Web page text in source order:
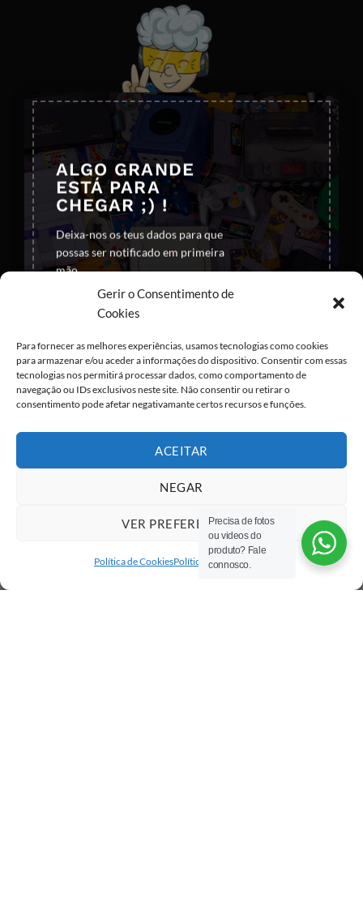
ALGO GRANDE
ESTÁ PARA
CHEGAR ;) !
Deixa-nos os teus dados para que
possas ser notificado em primeira
mão
Eu concordo com o armazenamento dos
meus dados de acordo com asPolíticas de
×
Gerir o Consentimento de
Cookies
Para fornecer as melhores experiências, usamos tecnologias como cookies
para armazenar e/ou aceder a informações do dispositivo. Consentir com essas
tecnologias nos permitirá processar dados, como comportamento de
navegação ou IDs exclusivos neste site. Não consentir ou retirar o
consentimento pode afetar negativamante certos recursos e funções.
ACEITAR
NEGAR
VER PREFERÊNCIAS
Política de CookiesPolítica de privacidade
Visa MasterCard
Copyright 2026 ©All rights reserved
Precisa de fotos
ou videos do
produto? Fale
connosco.